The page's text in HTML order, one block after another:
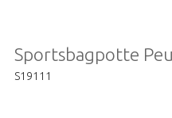
Sportsbagpotte
S19111